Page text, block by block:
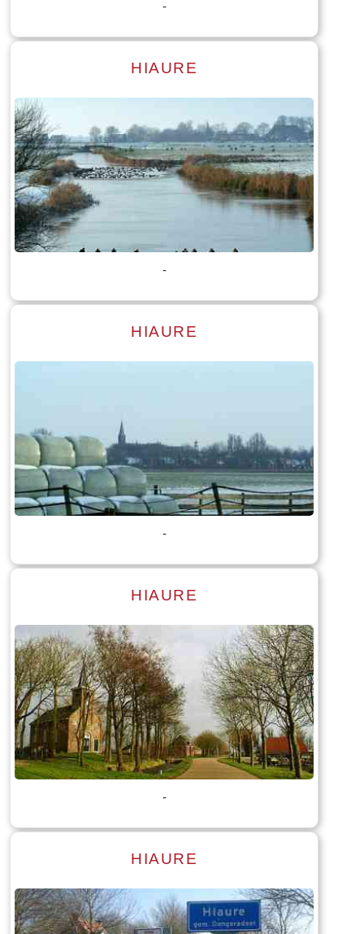
-
Lees meer
HIAURE
-
Lees meer
Tekst: © Foto: © Bauke Folkertsma
HIAURE
-
Lees meer
Tekst: © Foto: © Bauke Folkertsma
HIAURE
-
HIAURE